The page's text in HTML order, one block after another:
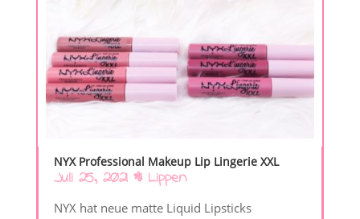
NYX Professional Makeup Lip Lingerie XXL
Juli 25, 2021| Lippen
NYX hat neue matte Liquid Lipsticks